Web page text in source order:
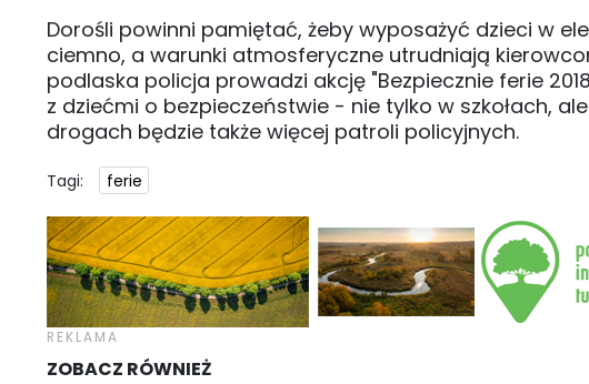
Dorośli powinni pamiętać, żeby wyposażyć dzieci w
ciemno, a warunki atmosferyczne utrudniają
podlaska policja prowadzi akcję "Bezpiecznie ferie
z dziećmi o bezpieczeństwie - nie tylko w szkołach,
drogach będzie także więcej patroli policyjnych.
Tagi: ferie
ZOBACZ RÓWNIEŻ